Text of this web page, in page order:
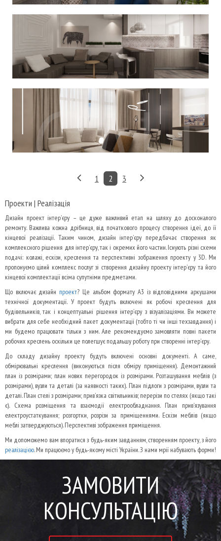
1 2 3
Проекти | Реалізація
Дизайн проект інтер’єру – це дуже важливий етап на шляху до досконалого
ремонту.Важлива кожна дрібниця, від початкового процесу створення ідеї, до її
кінцевої реалізації. Таким чином, дизайн інтер’єру передбачає створення як
комплексного рішення для інтер’єру, так і окремих його частин. Існують різні схеми
подачі: колажі, ескізи, креслення та перспективні зображення проекту у 3D. Ми
пропонуємо цілий комплекс послуг зі створення дизайну проекту інтер’єру та його
кінцевої комплектації всіма супутніми предметами.
Що включає дизайн проект? Це альбом формату A3 із відповідними аркушами
технічної документації. У проект будуть включені як робочі креслення для
будівельників, так і концептуальні рішення інтер’єру з візуалізаціями. Ви можете
вибрати для себе необхідний пакет документації (тобто ті чи інші техзавдання) і
ми будемо працювати тільки з ним. Але рекомендуємо замовляти повні пакети
робочих креслень оскільки це полегшує подальшу роботу при створенні інтер’єру.
До складу дизайну проекту будуть включені основні документі. А саме,
обмірювальні креслення (виконуються після обміру приміщення). Демонтажний
план із розмірами; план нових перегородок із розмірами. Розташування меблів (з
розмірами), вузли та деталі (за наявності таких). План підлоги з розмірами, вузли та
деталі. План стелі з розмірами; прив’язка світильників; перерізи по стелях (якщо такі
є). Схема розміщення та взаємодії електрообладнання. План прив’язування
електроустаткування; розгортки, розрізи за приміщеннями. Ескізи меблів (якщо
меблі затверджуються). Перспективі зображення приміщення.
Ми допоможемо вам впоратися з будь-яким завданням, створенням проекту, з його
реалізацією Ми працюємо у будь-якому місті України. З нами мрії набувають форми!
ЗАМОВИТИ
КОНСУЛЬТАЦІЮ